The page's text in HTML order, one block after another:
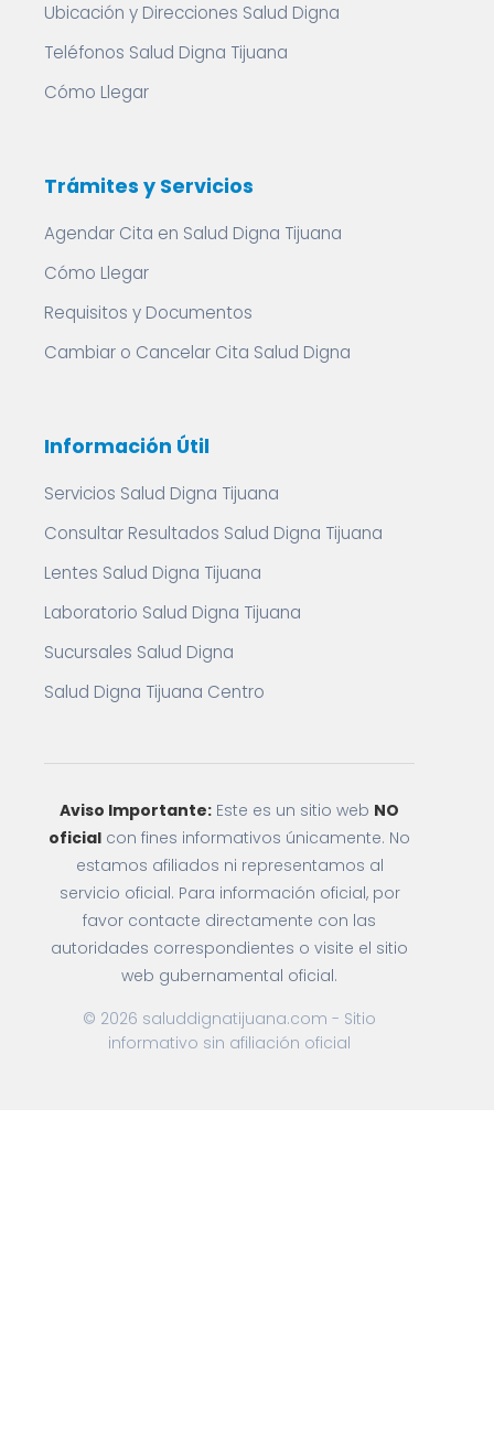
Ubicación y Direcciones Salud Digna
Teléfonos Salud Digna Tijuana
Cómo Llegar
Trámites y Servicios
Agendar Cita en Salud Digna Tijuana
Cómo Llegar
Requisitos y Documentos
Cambiar o Cancelar Cita Salud Digna
Información Útil
Servicios Salud Digna Tijuana
Consultar Resultados Salud Digna Tijuana
Lentes Salud Digna Tijuana
Laboratorio Salud Digna Tijuana
Sucursales Salud Digna
Salud Digna Tijuana Centro
Aviso Importante: Este es un sitio web NO
oficial con fines informativos únicamente. No
estamos afiliados ni representamos al
servicio oficial. Para información oficial, por
favor contacte directamente con las
autoridades correspondientes o visite el sitio
web gubernamental oficial.
© 2026 saluddignatijuana.com - Sitio
informativo sin afiliación oficial